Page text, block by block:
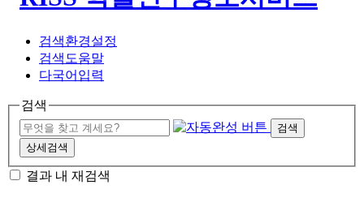
검색환경설정
검색도움말
다국어입력
검색
검색
상세검색
결과 내 재검색